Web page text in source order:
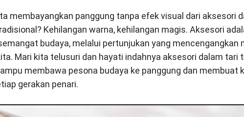
membayangkan panggung tanpa efek visual dari aksesori
Kehilangan warna, kehilangan magis. Aksesori
budaya, melalui pertunjukan yang mencengangkan
Mari kita telusuri dan hayati indahnya aksesori dalam tari
membawa pesona budaya ke panggung dan membuat
gerakan penari.